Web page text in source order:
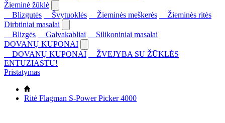
Žieminė žūklė
Blizgutės
Švytuoklės Žieminės meškerės
Žieminės ritės
Dirbtiniai masalai
Blizgės
Galvakabliai
Silikoniniai masalai
DOVANŲ KUPONAI
DOVANŲ KUPONAI
ŽVEJYBA SU ŽŪKLĖS
ENTUZIASTU!
Pristatymas
Ritė Flagman S-Power Picker 4000